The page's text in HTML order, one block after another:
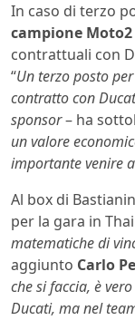
In caso di terzo
campione Moto2
contrattuali con
“Un terzo posto
contratto con
sponsor– ha
un valore
importante venire
Al box di
per la gara in
matematiche di
aggiunto Carlo
che si faccia, è
Ducati, ma nel